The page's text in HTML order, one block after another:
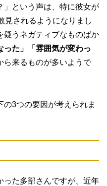
」という声は、特に彼女が
見されるようになりまし
疑うネガティブなものばか
った」「雰囲気が変わっ
ら来るものが多いようで
3つの要因が考えられま
った多部さんですが、近年